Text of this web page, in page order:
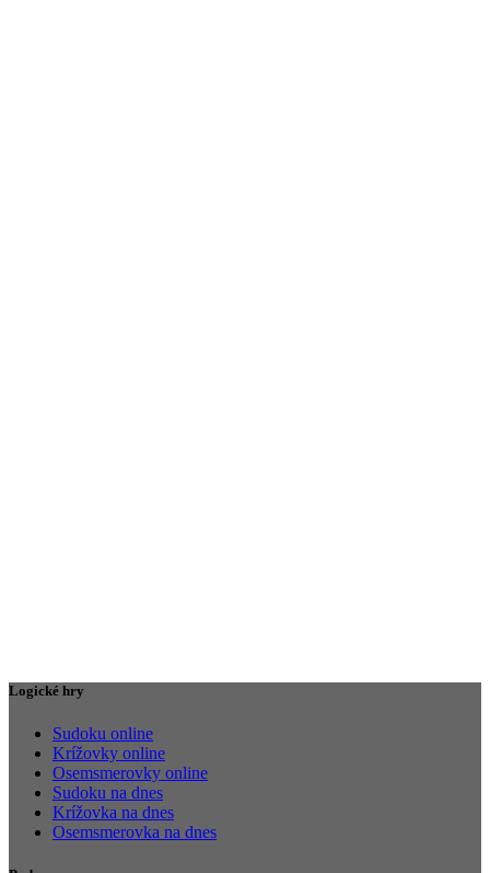
Logické hry
Sudoku online
Krížovky online
Osemsmerovky online
Sudoku na dnes
Krížovka na dnes
Osemsmerovka na dnes